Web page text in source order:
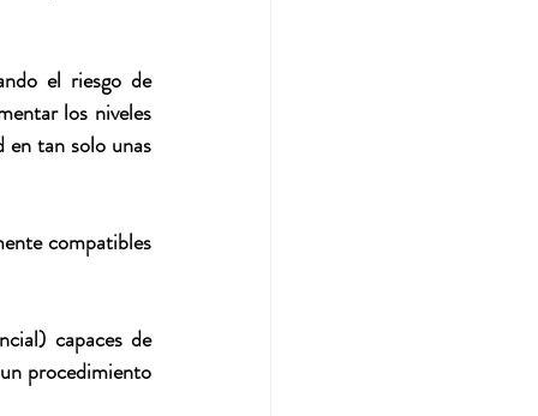
el riesgo de
los niveles
en tan solo unas
compatibles
capaces de
procedimiento